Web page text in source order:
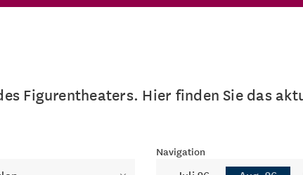
Figurentheaters. Hier finden Sie das
Navigation